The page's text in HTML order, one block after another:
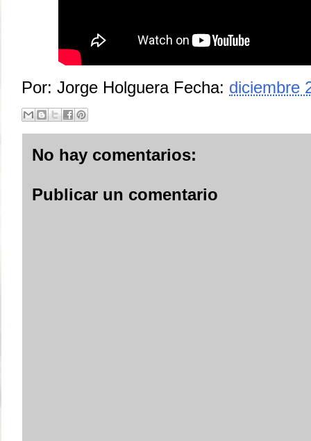
Por:Jorge Holguera Fecha: diciembre
No hay comentarios:
Publicar un comentario